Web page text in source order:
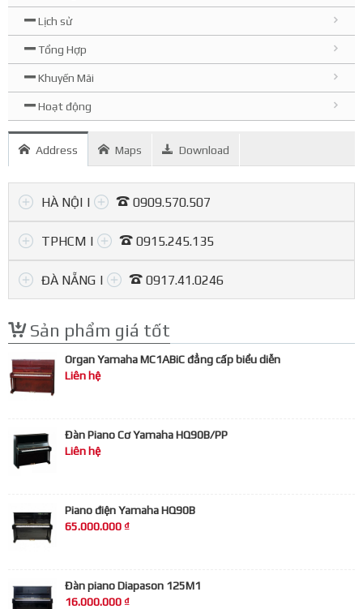
Lịch sử
Tổng Hợp
Khuyến Mãi
Hoạt động
Address Maps Download
HÀ NỘI | 0909.570.507
Hà Nội
(01) 507, Kim Ngưu, Hai Bà Trưng.
(02) 147, Hào Nam, Đống Đa.
TPHCM | 0915.245.135
ĐÀ NẴNG | 0917.41.0246
Sản phẩm giá tốt
Organ Yamaha MC1ABiC đẳng cấp biểu diễn
Liên hệ
Đàn Piano Cơ Yamaha HQ90B/PP
Liên hệ
Piano điện Yamaha HQ90B
65.000.000 ₫
Đàn piano Diapason 125M1
16.000.000 ₫